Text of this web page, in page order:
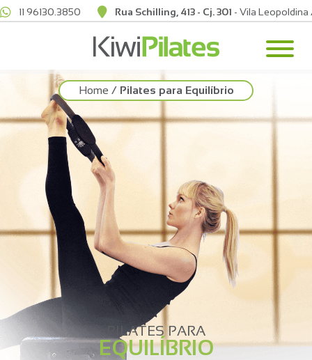
11 96130.3850 Rua Schilling, 413 - Cj. 301 - Vila Leopoldina
Home / Pilates para Equilíbrio
PILATES PARA
EQUILÍBRIO